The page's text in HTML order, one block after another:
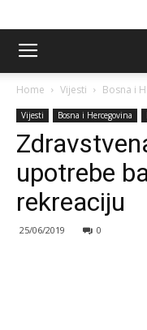
Home Vijesti Bosna i
Vijesti Bosna i Hercegovina
upotrebe
rekreaciju
25/06/2019 0